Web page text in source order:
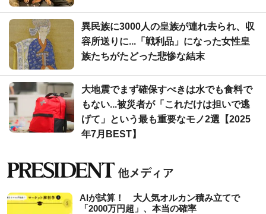
異民族に3000人の皇族が連れ去られ、収
容所送りに...「戦利品」になった女性皇
族たちがたどった悲惨な結末
大地震でまず確保すべきは水でも食料で
もない...被災者が「これだけは担いで逃
げて」という最も重要なモノ2選【2025
年7月BEST】
AIが試算！ 大人気オルカン積み立てで
「2000万円超」、本当の確率